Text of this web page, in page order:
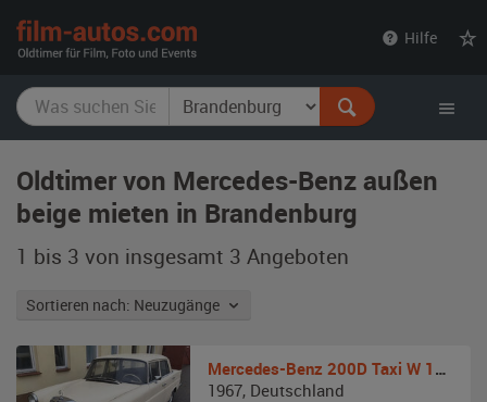
Hilfe
Oldtimer von Mercedes-Benz außen
beige mieten in Brandenburg
1 bis 3 von insgesamt 3 Angeboten
Sortieren nach: Neuzugänge
Mercedes-Benz 200D Taxi W 110 Heckflosse
1967, Deutschland